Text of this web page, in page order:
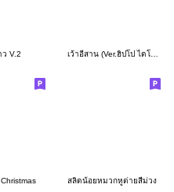
V.2 เว้าอีสาน (Ver.ฮิปโป ไดโนมาสคอต)
สลิดน้อยหมวกหูต่ายสีม่วง